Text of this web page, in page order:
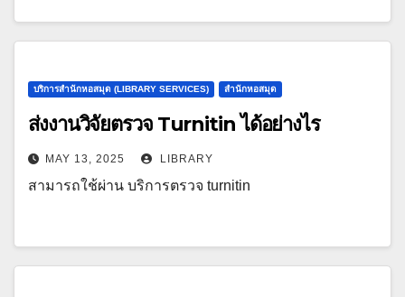
บริการสำนักหอสมุด (LIBRARY SERVICES) สำนักหอสมุด
ส่งงานวิจัยตรวจ Turnitin ได้อย่างไร
MAY 13, 2025 LIBRARY
สามารถใช้ผ่าน บริการตรวจ turnitin